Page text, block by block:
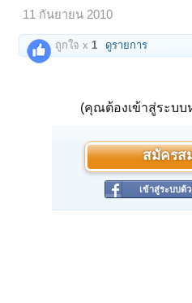
11 กันยายน 2010
ถูกใจ x 1 ดูรายการ
(คุณต้องเข้าสู่ระบบ
สมัครส
เข้าสู่ระบบด้